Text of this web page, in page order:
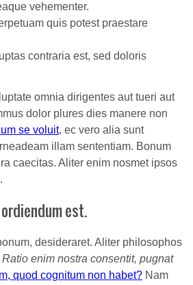
vehementer.
quis potest praestare
contraria est, sed doloris
omnia dirigentes aut tueri aut
dolor plures dies manere non
se voluit, ec vero alia sunt
illam sententiam. Bonum
caecitas. Aliter enim nosmet ipsos
est.
desideraret. Aliter philosophos
Ratio enim nostra consentit, pugnat
quod cognitum non habet? Nam